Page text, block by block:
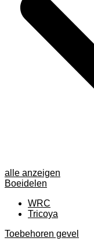
alle anzeigen
Boeidelen
WRC
Tricoya
Toebehoren gevel